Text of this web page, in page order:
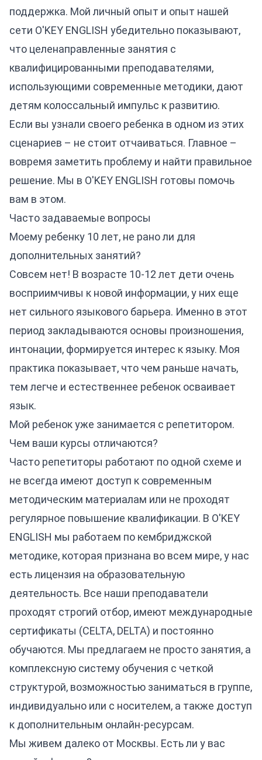
поддержка. Мой личный опыт и опыт нашей
сети O'KEY ENGLISH убедительно показывают,
что целенаправленные занятия с
квалифицированными преподавателями,
использующими современные методики, дают
детям колоссальный импульс к развитию.
Если вы узнали своего ребенка в одном из этих
сценариев – не стоит отчаиваться. Главное –
вовремя заметить проблему и найти правильное
решение. Мы в O'KEY ENGLISH готовы помочь
вам в этом.
Часто задаваемые вопросы
Моему ребенку 10 лет, не рано ли для
дополнительных занятий?
Совсем нет! В возрасте 10-12 лет дети очень
восприимчивы к новой информации, у них еще
нет сильного языкового барьера. Именно в этот
период закладываются основы произношения,
интонации, формируется интерес к языку. Моя
практика показывает, что чем раньше начать,
тем легче и естественнее ребенок осваивает
язык.
Мой ребенок уже занимается с репетитором.
Чем ваши курсы отличаются?
Часто репетиторы работают по одной схеме и
не всегда имеют доступ к современным
методическим материалам или не проходят
регулярное повышение квалификации. В O'KEY
ENGLISH мы работаем по кембриджской
методике, которая признана во всем мире, у нас
есть лицензия на образовательную
деятельность. Все наши преподаватели
проходят строгий отбор, имеют международные
сертификаты (CELTA, DELTA) и постоянно
обучаются. Мы предлагаем не просто занятия, а
комплексную систему обучения с четкой
структурой, возможностью заниматься в группе,
индивидуально или с носителем, а также доступ
к дополнительным онлайн-ресурсам.
Мы живем далеко от Москвы. Есть ли у вас